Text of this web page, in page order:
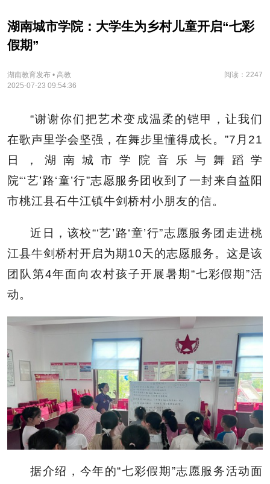
湖南城市学院：大学生为乡村儿童开启“七彩
假期”
湖南教育发布 • 高教
阅读：2247
2025-07-23 09:54:36
“谢谢你们把艺术变成温柔的铠甲，让我们
在歌声里学会坚强，在舞步里懂得成长。”7月21
日，湖南城市学院音乐与舞蹈学
院“‘艺’路‘童’行”志愿服务团收到了一封来自益阳
市桃江县石牛江镇牛剑桥村小朋友的信。
近日，该校“‘艺’路‘童’行”志愿服务团 走进桃
江县牛剑桥村开启为期10天的志愿服务。这是该
团队第4年面向农村孩子开展暑期“七彩假期”活
动。
据介绍，今年的“七彩假期”志愿服务活动面